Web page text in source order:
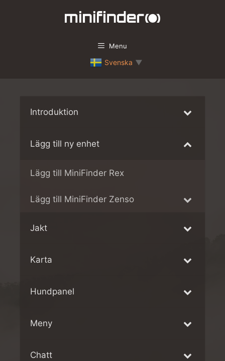
Menu
Svenska ▼
Introduktion
Lägg till ny enhet
Lägg till MiniFinder Rex
Lägg till MiniFinder Zenso
Jakt
Karta
Hundpanel
Meny
Chatt